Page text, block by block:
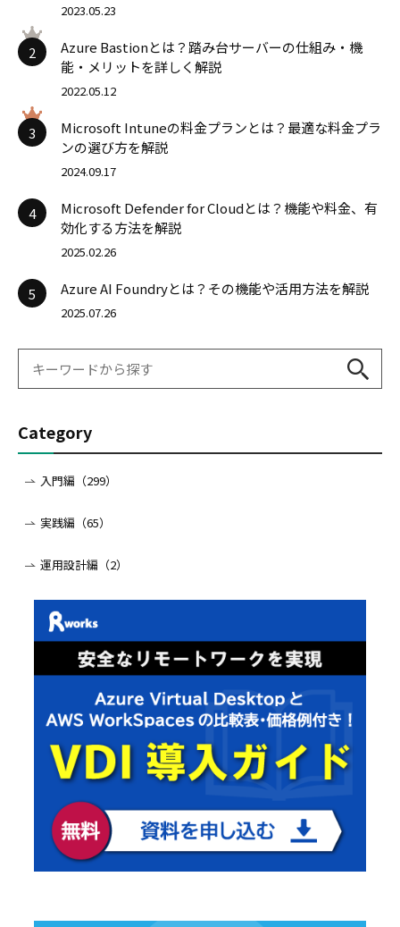
2023.05.23
2
Azure Bastionとは？踏み台サーバーの仕組み・機
能・メリットを詳しく解説
2022.05.12
3
Microsoft Intuneの料金プランとは？最適な料金プラ
ンの選び方を解説
2024.09.17
4
Microsoft Defender for Cloudとは？機能や料金、有
効化する方法を解説
2025.02.26
5 Azure AI Foundryとは？その機能や活用方法を解説
2025.07.26
Category
入門編（299）
実践編（65）
運用設計編（2）